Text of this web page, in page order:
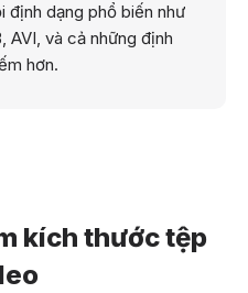
định dạng phổ biến như
AVI, và cả những định
hơn.
kích thước tệp